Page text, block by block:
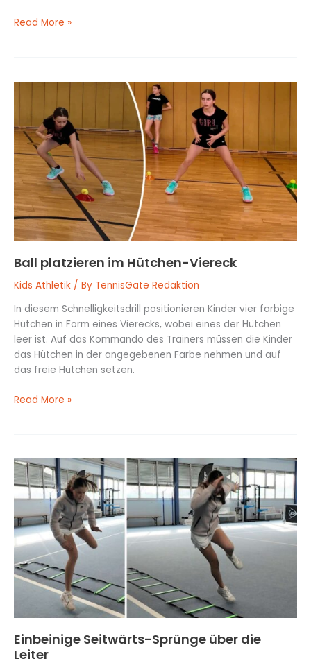
Read More »
Ball platzieren im Hütchen-Viereck
Kids Athletik / By TennisGate Redaktion
In diesem Schnelligkeitsdrill positionieren Kinder vier farbige
Hütchen in Form eines Vierecks, wobei eines der Hütchen
leer ist. Auf das Kommando des Trainers müssen die Kinder
das Hütchen in der angegebenen Farbe nehmen und auf
das freie Hütchen setzen.
Hütchen-
Viereck
Read More »
Einbeinige Seitwärts-Sprünge über die
Leiter
Einbeinige
Seitwärts-
Sprünge
über
die
Leiter